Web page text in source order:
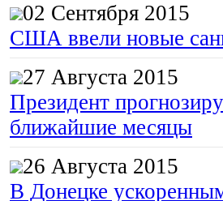
02 Сентября 2015
США ввели новые
27 Августа 2015
Президент
ближайшие месяцы
26 Августа 2015
В Донецке